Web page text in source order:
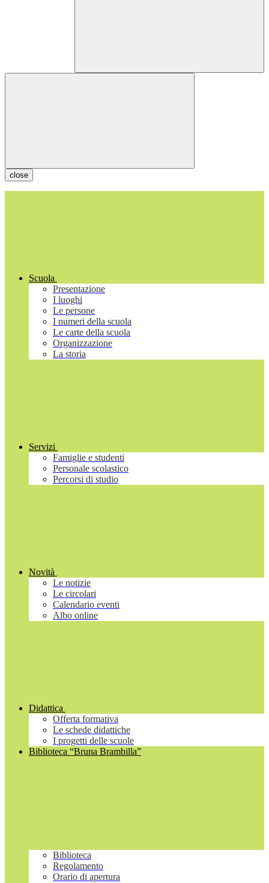
close
Scuola
Presentazione
I luoghi
Le persone
I numeri della scuola
Le carte della scuola
Organizzazione
La storia
Servizi
Famiglie e studenti
Personale scolastico
Percorsi di studio
Novità
Le notizie
Le circolari
Calendario eventi
Albo online
Didattica
Offerta formativa
Le schede didattiche
I progetti delle scuole
Biblioteca “Bruna Brambilla”
Biblioteca
Regolamento
Orario di apertura